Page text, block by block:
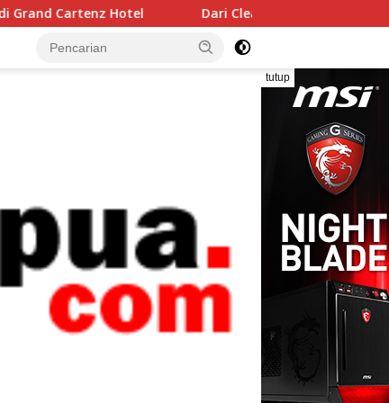
Dari Cleaning Service, Dedi Gobel Jadi Manajer
tutup